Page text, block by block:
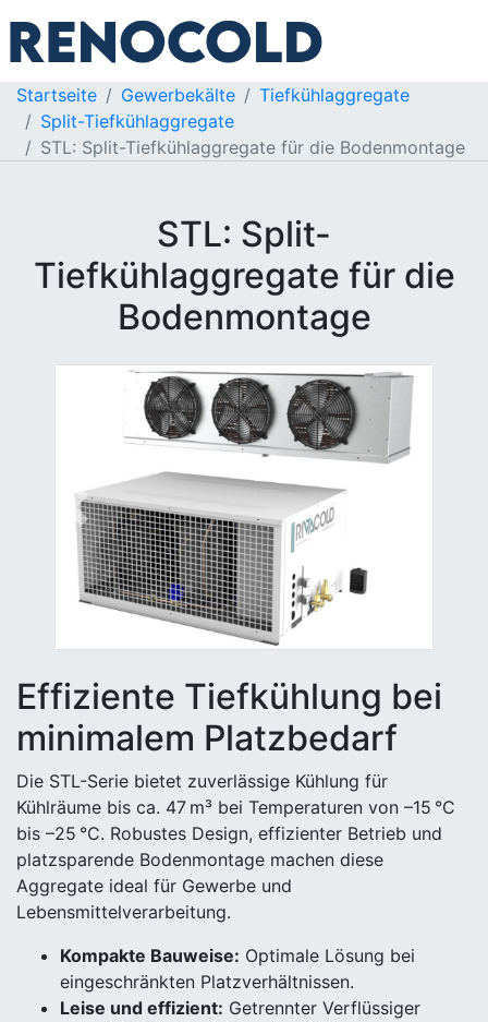
Startseite Gewerbekälte
Tiefkühlaggregate
Split-Tiefkühlaggregate
STL: Split-Tiefkühlaggregate für die Bodenmontage
STL: Split-
Tiefkühlaggregate für die
Bodenmontage
Previous
Effiziente Tiefkühlung bei
minimalem Platzbedarf
Die STL-Serie bietet zuverlässige Kühlung für
Kühlräume bis ca. 47 m³ bei Temperaturen von –15 °C
bis –25 °C. Robustes Design, effizienter Betrieb und
platzsparende Bodenmontage machen diese
Aggregate ideal für Gewerbe und
Lebensmittelverarbeitung.
Kompakte Bauweise: Optimale Lösung bei
eingeschränkten Platzverhältnissen.
Leise und effizient: Getrennter Verflüssiger